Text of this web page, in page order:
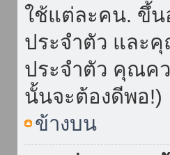
ใช้แต่ละคน. ขึ้น
ประจำตัว และ
ประจำตัว คุณคว
นั้นจะต้องดีพอ!)
ข้างบน